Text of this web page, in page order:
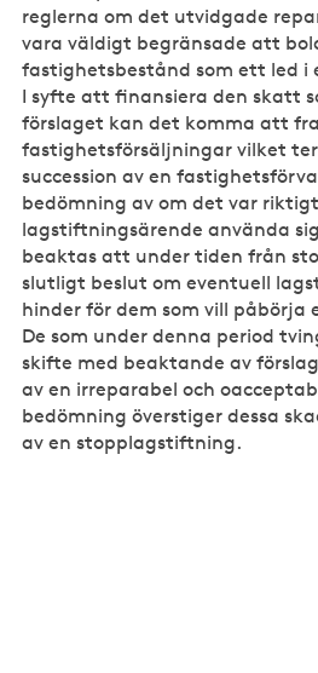
reglerna om det utvidgade
vara väldigt begränsade att
fastighetsbestånd som ett led i
I syfte att finansiera den skatt
förslaget kan det komma att
fastighetsförsäljningar vilket
succession av en
bedömning av om det var
lagstiftningsärende använda
beaktas att under tiden från
slutligt beslut om eventuell
hinder för dem som vill
De som under denna period
skifte med beaktande av
av en irreparabel och
bedömning överstiger dessa
av en stopplagstiftning.